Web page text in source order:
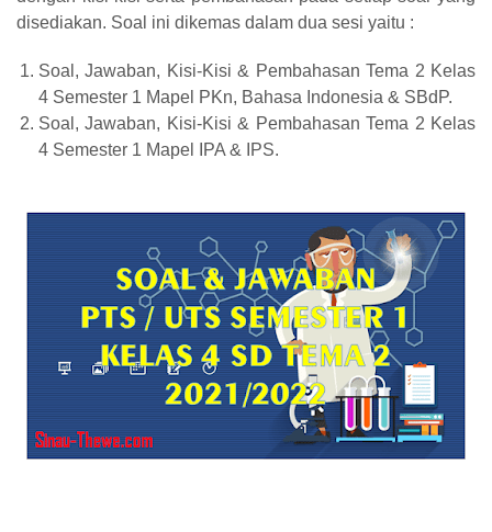
disediakan. Soal ini dikemas dalam dua sesi yaitu :
Soal, Jawaban, Kisi-Kisi & Pembahasan Tema 2 Kelas
4 Semester 1 Mapel PKn, Bahasa Indonesia & SBdP.
Soal, Jawaban, Kisi-Kisi & Pembahasan Tema 2 Kelas
4 Semester 1 Mapel IPA & IPS.